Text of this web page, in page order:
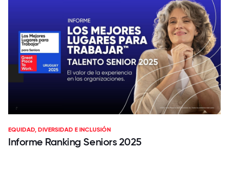
EQUIDAD, DIVERSIDAD E INCLUSIÓN
Informe Ranking Seniors 2025